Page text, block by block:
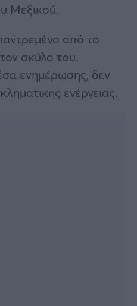
Μεξικού.
από το
σκύλο του.
ενημέρωσης, δεν
ενέργειας.